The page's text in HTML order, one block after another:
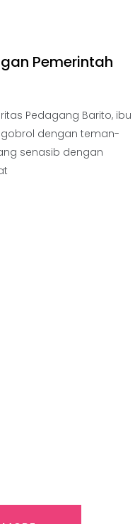
Pemerintah
Pedagang Barito, ibu
dengan teman-
senasib dengan